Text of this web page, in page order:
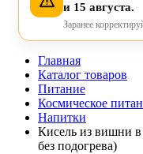
и 15 августа.
Заранее
Главная
Каталог товаров
Питание
Космическое
Напитки
Кисель из вишни
без подогрева)